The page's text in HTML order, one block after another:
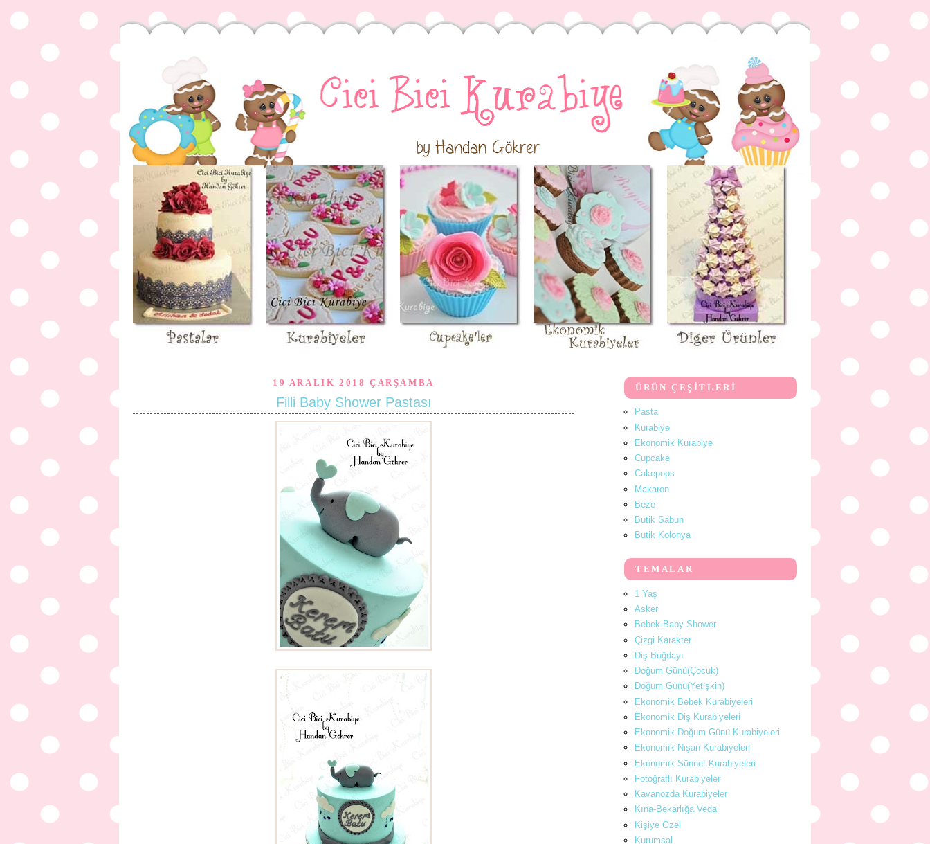
19 ARALIK 2018 ÇARŞAMBA
Filli Baby Shower Pastası
ÜRÜN ÇEŞİTLERİ
Pasta
Kurabiye
Ekonomik Kurabiye
Cupcake
Cakepops
Makaron
Beze
Butik Sabun
Butik Kolonya
TEMALAR
1 Yaş
Asker
Bebek-Baby Shower
Çizgi Karakter
Diş Buğdayı
Doğum Günü(Çocuk)
Doğum Günü(Yetişkin)
Ekonomik Bebek Kurabiyeleri
Ekonomik Diş Kurabiyeleri
Ekonomik Doğum Günü Kurabiyeleri
Ekonomik Nişan Kurabiyeleri
Ekonomik Sünnet Kurabiyeleri
Fotoğraflı Kurabiyeler
Kavanozda Kurabiyeler
Kına-Bekarlığa Veda
Kişiye Özel
Kurumsal